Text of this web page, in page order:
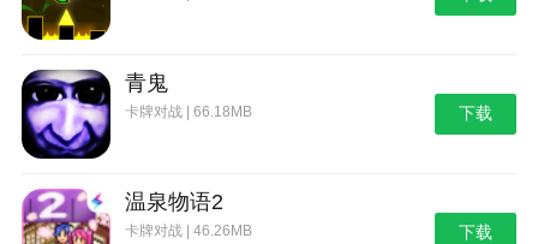
青鬼
卡牌对战 | 66.18MB 下载
温泉物语2
卡牌对战 | 46.26MB 下载